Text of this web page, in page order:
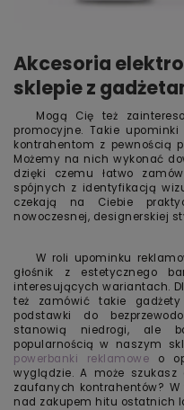
Akcesoria
sklepie z
Mogą Cię też
promocyjne. Takie
kontrahentom z pewnością
Możemy na nich wykonać
dzięki czemu łatwo
spójnych z identyfikacją
czekają na Ciebie
nowoczesnej, designerskiej
W roli upominku
głośnik z estetycznego
interesujących wariantach.
też zamówić takie
podstawki do
stanowią niedrogi, ale
popularnością w naszym
powerbanki reklamowe o
wyglądzie. A może
zaufanych kontrahentów?
nad zakupem hitu ostatnich